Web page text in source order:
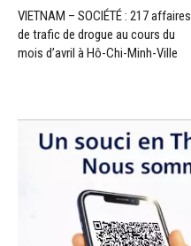
VIETNAM – SOCIÉTÉ : 217 affaires
de trafic de drogue au cours du
mois d’avril à Hô-Chi-Minh-Ville